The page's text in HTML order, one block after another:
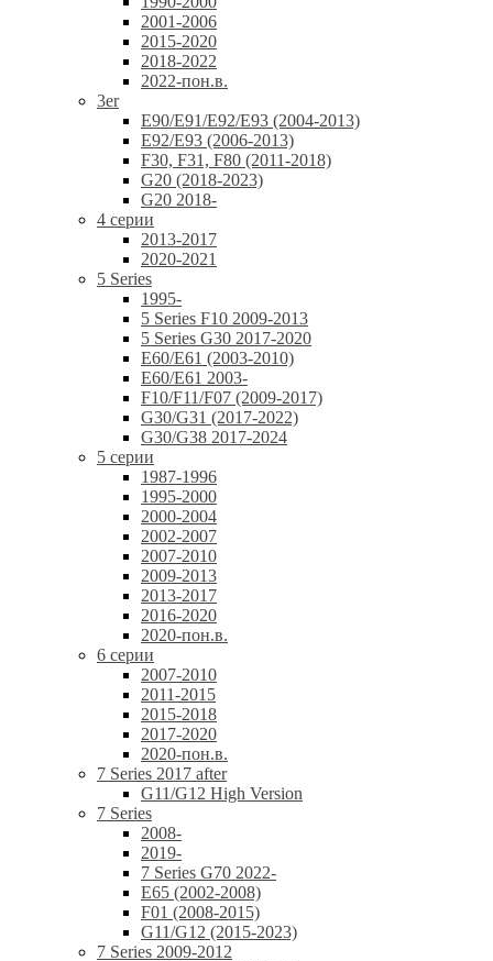
2001-2006
2015-2020
2018-2022
2022-пон.в.
3er
E90/E91/E92/E93 (2004-2013)
E92/E93 (2006-2013)
F30, F31, F80 (2011-2018)
G20 (2018-2023)
G20 2018-
4 серии
2013-2017
2020-2021
5 Series
1995-
5 Series F10 2009-2013
5 Series G30 2017-2020
E60/E61 (2003-2010)
E60/E61 2003-
F10/F11/F07 (2009-2017)
G30/G31 (2017-2022)
G30/G38 2017-2024
5 серии
1987-1996
1995-2000
2000-2004
2002-2007
2007-2010
2009-2013
2013-2017
2016-2020
2020-пон.в.
6 серии
2007-2010
2011-2015
2015-2018
2017-2020
2020-пон.в.
7 Series 2017 after
G11/G12 High Version
7 Series
2008-
2019-
7 Series G70 2022-
E65 (2002-2008)
F01 (2008-2015)
G11/G12 (2015-2023)
7 Series 2009-2012